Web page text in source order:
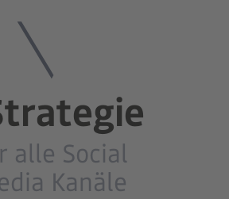
alle Social
Kanäle